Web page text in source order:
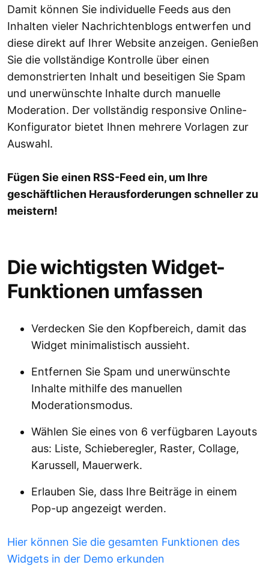
Damit können Sie individuelle Feeds aus den
Inhalten vieler Nachrichtenblogs entwerfen und
diese direkt auf Ihrer Website anzeigen. Genießen
Sie die vollständige Kontrolle über einen
demonstrierten Inhalt und beseitigen Sie Spam
und unerwünschte Inhalte durch manuelle
Moderation. Der vollständig responsive Online-
Konfigurator bietet Ihnen mehrere Vorlagen zur
Auswahl.
Fügen Sie einen RSS-Feed ein, um Ihre
geschäftlichen Herausforderungen schneller zu
meistern!
Die wichtigsten Widget-
Funktionen umfassen
Verdecken Sie den Kopfbereich, damit das
Widget minimalistisch aussieht.
Entfernen Sie Spam und unerwünschte
Inhalte mithilfe des manuellen
Moderationsmodus.
Wählen Sie eines von 6 verfügbaren Layouts
aus: Liste, Schieberegler, Raster, Collage,
Karussell, Mauerwerk.
Erlauben Sie, dass Ihre Beiträge in einem
Pop-up angezeigt werden.
Hier können Sie die gesamten Funktionen des
Widgets in der Demo erkunden